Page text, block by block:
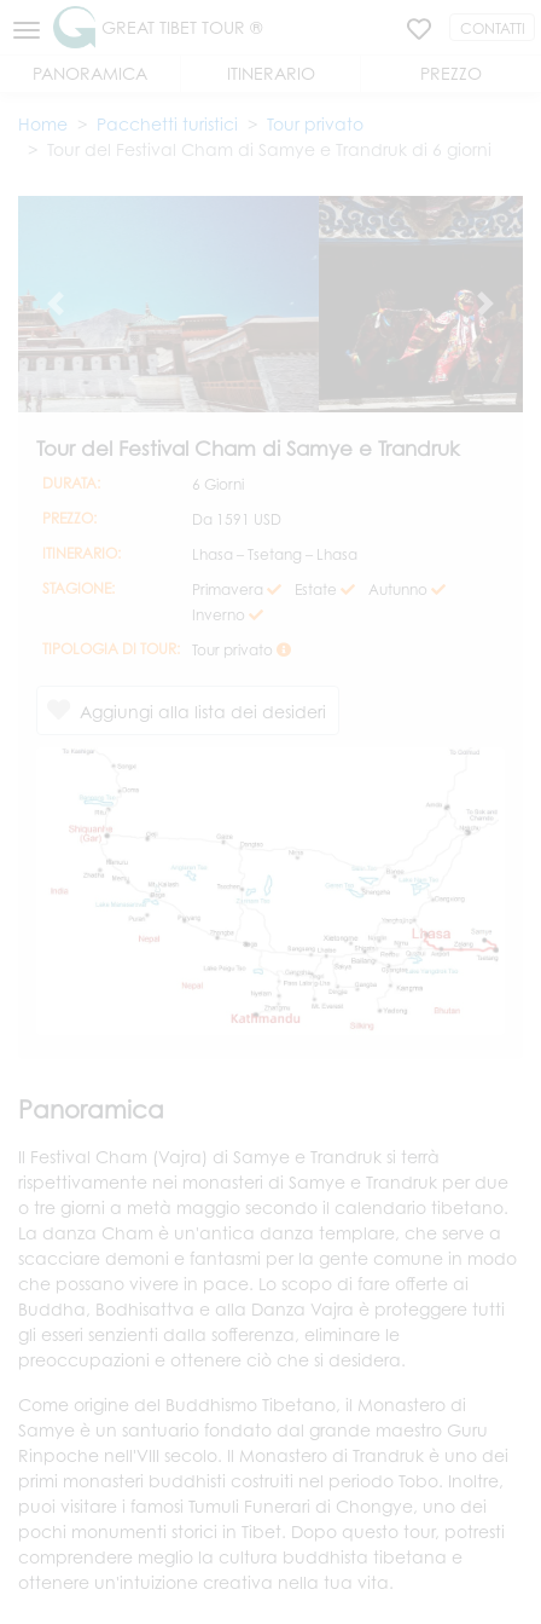
GREAT TIBET TOUR ® CONTATTI
PANORAMICA ITINERARIO PREZZO
Home Pacchetti turistici
Tour privato
Tour del Festival Cham di Samye e Trandruk di 6 giorni
Tour del Festival Cham di Samye e Trandruk
DURATA:
6 Giorni
PREZZO:
Da 1591 USD
ITINERARIO:
Lhasa – Tsetang – Lhasa
STAGIONE:
Primavera Estate
Autunno
Inverno
TIPOLOGIA DI TOUR:
Tour privato
Aggiungi alla lista dei desideri
Panoramica
Il Festival Cham (Vajra) di Samye e Trandruk si terrà
rispettivamente nei monasteri di Samye e Trandruk per due
o tre giorni a metà maggio secondo il calendario tibetano.
La danza Cham è un'antica danza templare, che serve a
scacciare demoni e fantasmi per la gente comune in modo
che possano vivere in pace. Lo scopo di fare offerte ai
Buddha, Bodhisattva e alla Danza Vajra è proteggere tutti
gli esseri senzienti dalla sofferenza, eliminare le
preoccupazioni e ottenere ciò che si desidera.
Come origine del Buddhismo Tibetano, il Monastero di
Samye è un santuario fondato dal grande maestro Guru
Rinpoche nell'VIII secolo. Il Monastero di Trandruk è uno dei
primi monasteri buddhisti costruiti nel periodo Tobo. Inoltre,
puoi visitare i famosi Tumuli Funerari di Chongye, uno dei
pochi monumenti storici in Tibet. Dopo questo tour, potresti
comprendere meglio la cultura buddhista tibetana e
ottenere un'intuizione creativa nella tua vita.